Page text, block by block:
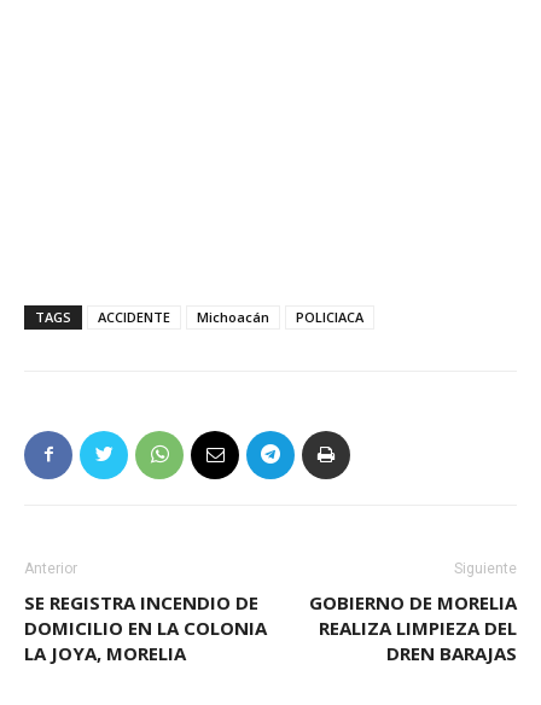
TAGS ACCIDENTE Michoacán POLICIACA
Anterior
SE REGISTRA INCENDIO DE
DOMICILIO EN LA COLONIA
LA JOYA, MORELIA
Siguiente
GOBIERNO DE MORELIA
REALIZA LIMPIEZA DEL
DREN BARAJAS